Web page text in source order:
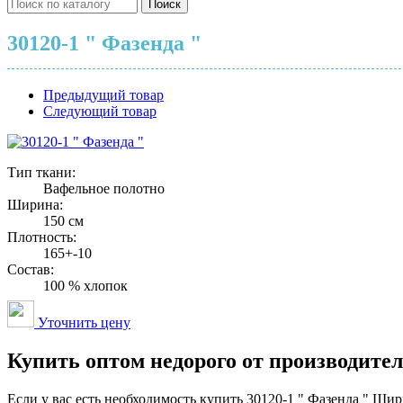
Поиск
30120-1 " Фазенда "
Предыдущий товар
Следующий товар
Тип ткани:
Вафельное полотно
Ширина:
150 см
Плотность:
165+-10
Состав:
100 % хлопок
Уточнить цену
Купить оптом недорого от
Если у вас есть необходимость купить 30120-1 " Фазенда "